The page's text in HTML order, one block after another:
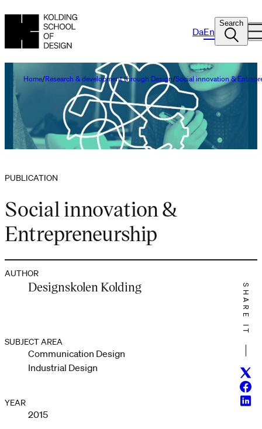
DaEn
Search
Home Research & development through Design Social innovation &
PUBLICATION
Social innovation &
Entrepreneurship
AUTHOR
Designskolen Kolding
SUBJECT AREA
Communication Design
Industrial Design
YEAR
2015
SHARE IT